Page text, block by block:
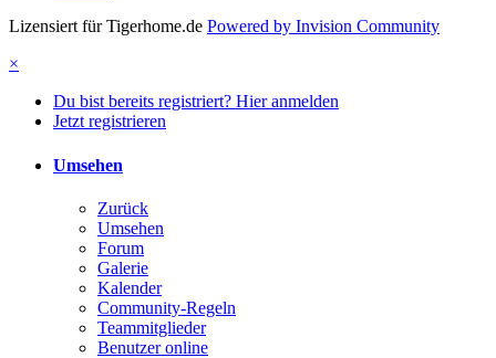
Lizensiert für Tigerhome.de Powered by Invision Community
×
Du bist bereits registriert? Hier anmelden
Jetzt registrieren
Umsehen
Zurück
Umsehen
Forum
Galerie
Kalender
Community-Regeln
Teammitglieder
Benutzer online